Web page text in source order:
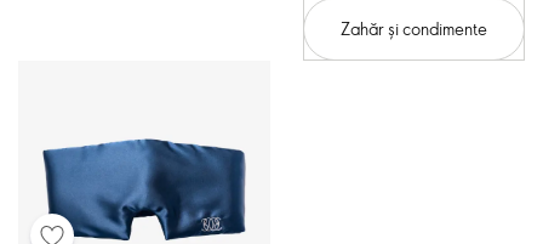
Zahăr și condimente